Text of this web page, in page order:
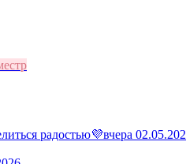
радостью💜вчера